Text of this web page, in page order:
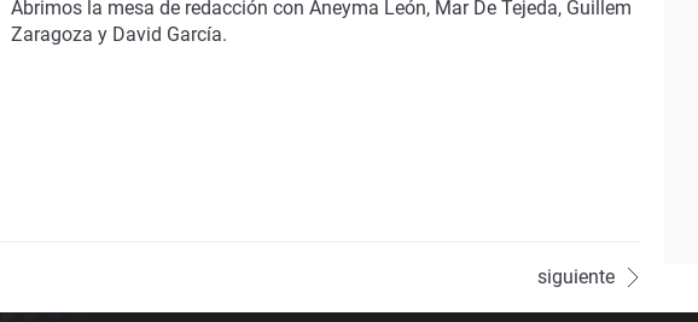
Abrimos la mesa de redacción con Aneyma León, Mar De Tejeda, Guillem
Zaragoza y David García.
siguiente